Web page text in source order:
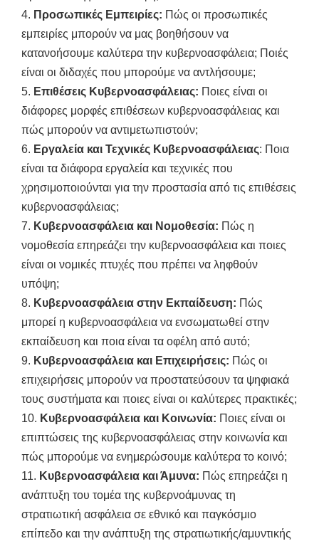
4. Προσωπικές Εμπειρίες: Πώς οι προσωπικές
εμπειρίες μπορούν να μας βοηθήσουν να
κατανοήσουμε καλύτερα την κυβερνοασφάλεια; Ποιές
είναι οι διδαχές που μπορούμε να αντλήσουμε;
5. Επιθέσεις Κυβερνοασφάλειας: Ποιες είναι οι
διάφορες μορφές επιθέσεων κυβερνοασφάλειας και
πώς μπορούν να αντιμετωπιστούν;
6. Εργαλεία και Τεχνικές Κυβερνοασφάλειας: Ποια
είναι τα διάφορα εργαλεία και τεχνικές που
χρησιμοποιούνται για την προστασία από τις επιθέσεις
κυβερνοασφάλειας;
7. Κυβερνοασφάλεια και Νομοθεσία: Πώς η
νομοθεσία επηρεάζει την κυβερνοασφάλεια και ποιες
είναι οι νομικές πτυχές που πρέπει να ληφθούν
υπόψη;
8. Κυβερνοασφάλεια στην Εκπαίδευση: Πώς
μπορεί η κυβερνοασφάλεια να ενσωματωθεί στην
εκπαίδευση και ποια είναι τα οφέλη από αυτό;
9. Κυβερνοασφάλεια και Επιχειρήσεις: Πώς οι
επιχειρήσεις μπορούν να προστατεύσουν τα ψηφιακά
τους συστήματα και ποιες είναι οι καλύτερες πρακτικές;
10. Κυβερνοασφάλεια και Κοινωνία: Ποιες είναι οι
επιπτώσεις της κυβερνοασφάλειας στην κοινωνία και
πώς μπορούμε να ενημερώσουμε καλύτερα το κοινό;
11. Κυβερνοασφάλεια και Άμυνα: Πώς επηρεάζει η
ανάπτυξη του τομέα της κυβερνοάμυνας τη
στρατιωτική ασφάλεια σε εθνικό και παγκόσμιο
επίπεδο και την ανάπτυξη της στρατιωτικής/αμυντικής